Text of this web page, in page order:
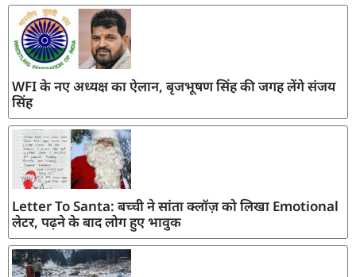
WFI के नए अध्यक्ष का ऐलान, बृजभूषण सिंह की जगह लेंगे संजय
सिंह
Letter To Santa: बच्ची ने सांता क्लॉज़ को लिखा Emotional
लेटर, पढ़ने के बाद लोग हुए भावुक